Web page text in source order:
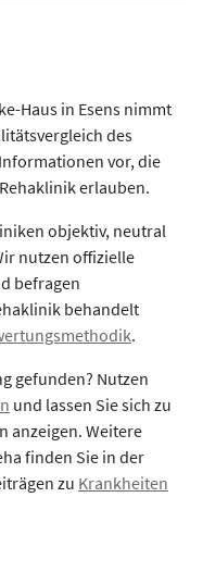
Haus in Esens nimmt
des
Informationen vor, die
erlauben.
objektiv, neutral
nutzen offizielle
befragen
behandelt
.
gefunden? Nutzen
und lassen Sie sich zu
anzeigen. Weitere
finden Sie in der
zu Krankheiten